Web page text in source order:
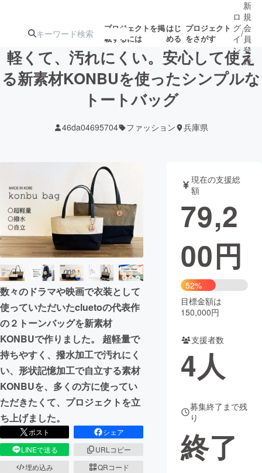
プロジェクトを掲
載するには
はじ
める
プロジェクト
をさがす
注目の新着プロ募集終了が近いプ
テクノロジー・ガジェット
映像・映画 書籍・雑誌
ビジネス・起業 チャレンジ
まちづくり・地域活性化
CAMPFIRE for Social Good
CAMPFIRE Creation
CAMPFIREふるさと納税machi-ya コミュニティ
ロ
グ
イ
ン
/
新
規
会
員
登
録
軽くて、汚れにくい。安心して使え
る新素材KONBUを使ったシンプルな
トートバッグ
46da04695704 ファッション 兵庫県
数々のドラマや映画で衣装として
使っていただいたcluetoの代表作
の２トーンバッグを新素材
KONBUで作りました。 超軽量で
持ちやすく、撥水加工で汚れにく
い、形状記憶加工で自立する素材
KONBUを、多くの方に使ってい
ただきたくて、プロジェクトを立
ち上げました。
ポスト
シェア
LINEで送る
URLコピー
埋め込み
QRコード
現在の支援総
額
79,2
00円
52%
目標金額は
150,000円
支援者数
4人
募集終了まで残
り
終了